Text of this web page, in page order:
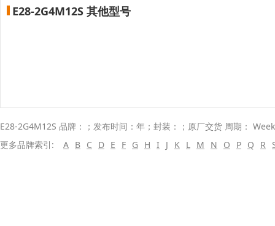
E28-2G4M12S 其他型号
E28-2G4M12S 品牌：；发布时间：年；封装：；原厂交货 周期：
更多品牌索引:
A B C D E F G H I J K L M N O P Q R